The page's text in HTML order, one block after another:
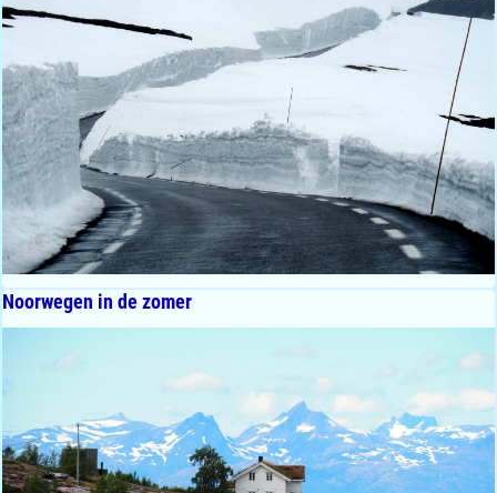
Noorwegen in de zomer